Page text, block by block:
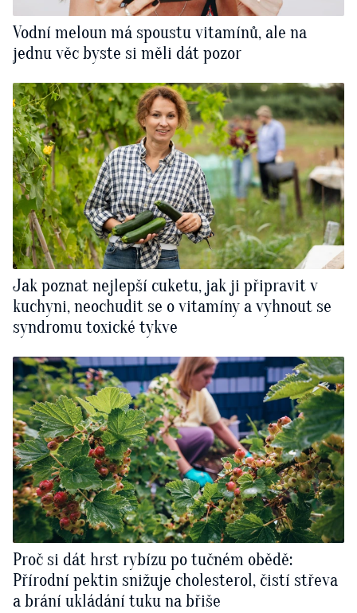
Vodní meloun má spoustu vitamínů, ale na
jednu věc byste si měli dát pozor
Jak poznat nejlepší cuketu, jak ji připravit v
kuchyni, neochudit se o vitamíny a vyhnout se
syndromu toxické tykve
Proč si dát hrst rybízu po tučném obědě:
Přírodní pektin snižuje cholesterol, čistí střeva
a brání ukládání tuku na břiše